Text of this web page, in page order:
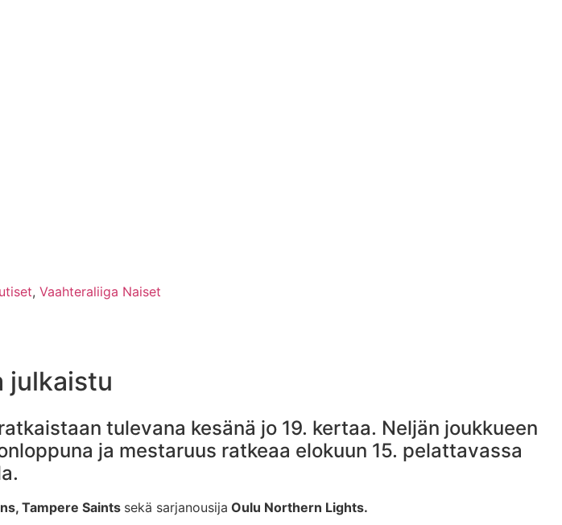
, Vaahteraliiga Naiset
julkaistu
tulevana kesänä jo 19. kertaa. Neljän joukkueen
ja mestaruus ratkeaa elokuun 15. pelattavassa
Tampere Saints sekä sarjanousija Oulu Northern Lights.